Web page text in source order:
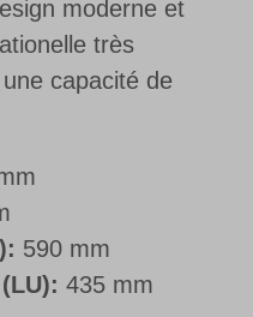
moderne et
très
capacité de
590 mm
435 mm